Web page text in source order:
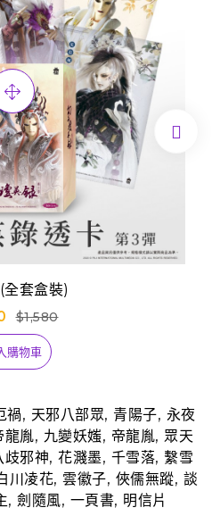
套盒裝)
$1,580
購物車

禍, 天邪八部眾, 青陽子, 永夜
龍胤, 九變妖媸, 帝龍胤,眾天
歧邪神,花濺墨, 千雪落,繫雪
川凌花,雲徽子, 俠儒無蹤, 談
, 劍隨風, 一頁書, 明信片